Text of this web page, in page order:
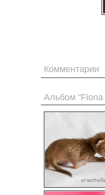
Комментарии
Альбом "Fiona